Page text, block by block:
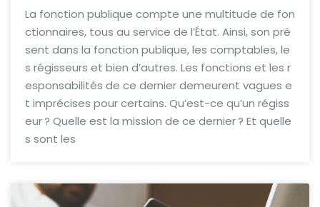
La fonction publique compte une multitude de fon
ctionnaires, tous au service de l’État. Ainsi, son pré
sent dans la fonction publique, les comptables, le
s régisseurs et bien d’autres. Les fonctions et les r
esponsabilités de ce dernier demeurent vagues e
t imprécises pour certains. Qu’est-ce qu’un régiss
eur ? Quelle est la mission de ce dernier ? Et quelle
s sont les